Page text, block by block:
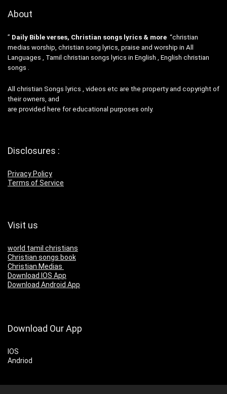
About
” Daily Bible verses, Christian songs lyrics & more “christian
medias worship, christian song lyrics, praise and worship in All
Languages , Tamil christian songs lyrics in English , English christian
songs .
All christian Songs lyrics , videos etc are the property and copyright of
their owners, and
are provided here for educational purposes only.
Disclosures :
Privacy Policy
Terms of Service
Visit us
world tamil christians
Christian songs book
Christian Medias
Download IOS App
Download Android App
Download Our App
IOS
Andriod